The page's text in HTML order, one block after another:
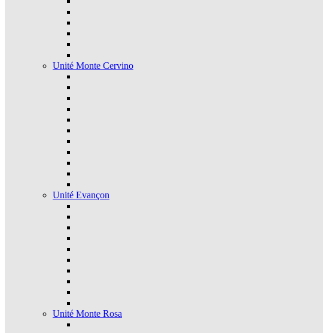
Unité Monte Cervino
Unité Evançon
Unité Monte Rosa